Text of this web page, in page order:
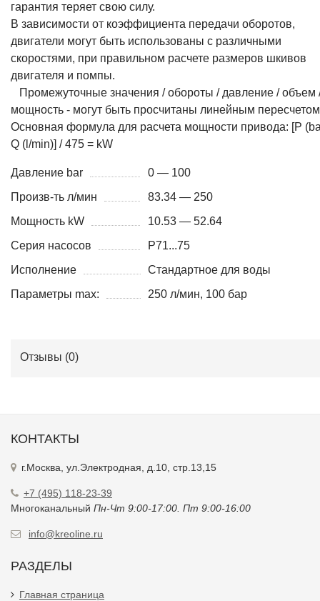
гарантия теряет свою силу.
В зависимости от коэффициента передачи оборотов,
двигатели могут быть использованы с различными
скоростями, при правильном расчете размеров шкивов
двигателя и помпы.
Промежуточные значения / обороты / давление / объем
мощность - могут быть просчитаны линейным
Основная формула для расчета мощности привода: [P
Q (l/min)] / 475 = kW
Давление bar
0 — 100
Произв-ть л/мин
83.34 — 250
Мощность kW
10.53 — 52.64
Серия насосов
P71...75
Исполнение
Стандартное для воды
Параметры max:
250 л/мин, 100 бар
Отзывы (0)
КОНТАКТЫ
г.Москва, ул.Электродная, д.10, стр.13,15
+7 (495) 118-23-39
Многоканальный Пн-Чт 9:00-17:00. Пт 9:00-16:00
info@kreoline.ru
РАЗДЕЛЫ
Главная страница